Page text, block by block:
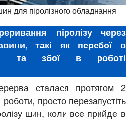
для піролізного обладнання
піролізу через
такі як перебої в
та збої в роботі
сталася протягом 2
просто перезапустіть
шин, коли все прийде в